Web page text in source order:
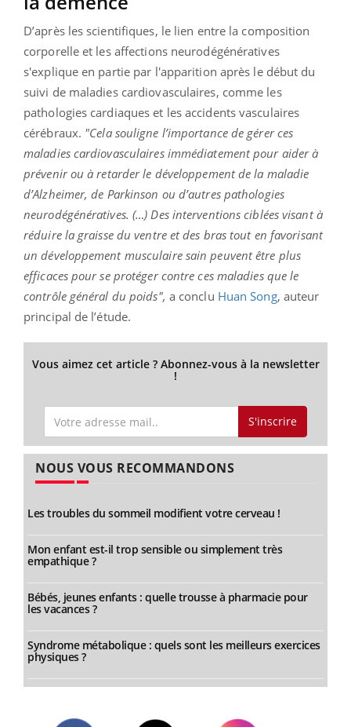
D’après les scientifiques, le lien entre la composition
corporelle et les affections neurodégénératives
s'explique en partie par l'apparition après le début du
suivi de maladies cardiovasculaires, comme les
pathologies cardiaques et les accidents vasculaires
cérébraux. "Cela souligne l’importance de gérer ces
maladies cardiovasculaires immédiatement pour aider à
prévenir ou à retarder le développement de la maladie
d’Alzheimer, de Parkinson ou d’autres pathologies
neurodégénératives. (…) Des interventions ciblées visant à
réduire la graisse du ventre et des bras tout en favorisant
un développement musculaire sain peuvent être plus
efficaces pour se protéger contre ces maladies que le
contrôle général du poids", a conclu Huan Song, auteur
principal de l’étude.
Vous aimez cet article ? Abonnez-vous à la newsletter
!
S'inscrire
NOUS VOUS RECOMMANDONS
Les troubles du sommeil modifient votre cerveau !
Mon enfant est-il trop sensible ou simplement très
empathique ?
Bébés, jeunes enfants : quelle trousse à pharmacie pour
les vacances ?
Syndrome métabolique : quels sont les meilleurs exercices
physiques ?